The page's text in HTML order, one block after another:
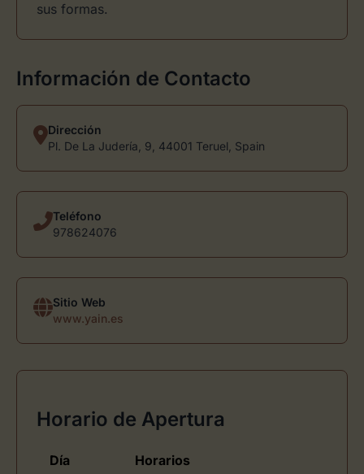
sus formas.
Información de Contacto
Dirección
Pl. De La Judería, 9, 44001 Teruel, Spain
Teléfono
978624076
Sitio Web
www.yain.es
Horario de Apertura
Día Horarios